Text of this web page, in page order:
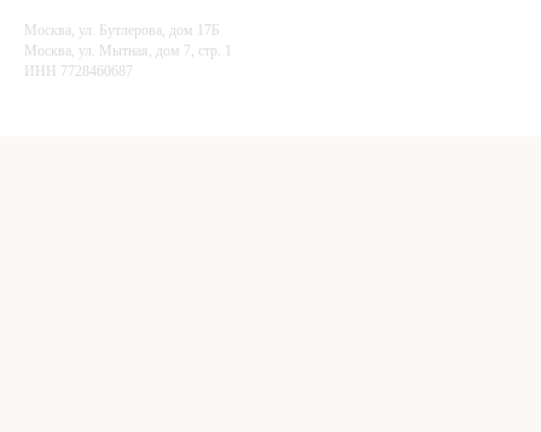
Москва, ул. Бутлерова, дом 17Б
Mocква, ул. Мытная, дом 7, стр. 1
ИНН 7728460687